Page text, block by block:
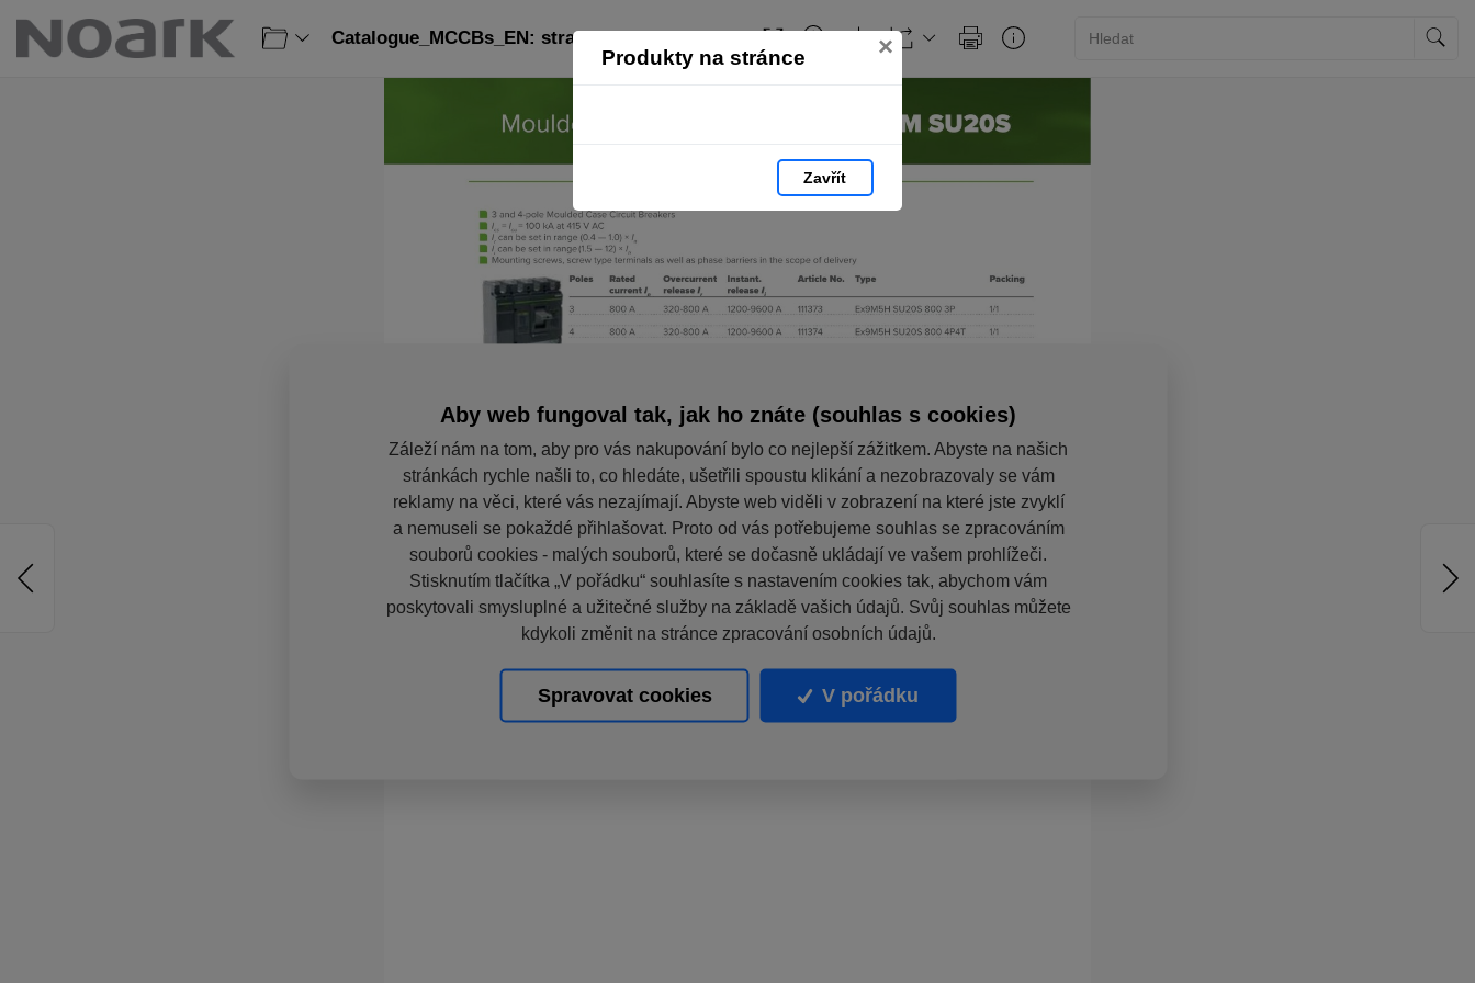
Produkty na stránce ×
Zavřít
Catalogue_MCCBs_EN: strana 97
Aby web fungoval tak, jak ho znáte (souhlas s cookies)
Záleží nám na tom, aby pro vás nakupování bylo co nejlepší zážitkem. Abyste na našich
stránkách rychle našli to, co hledáte, ušetřili spoustu klikání a nezobrazovaly se vám
reklamy na věci, které vás nezajímají. Abyste web viděli v zobrazení na které jste zvyklí
a nemuseli se pokaždé přihlašovat. Proto od vás potřebujeme souhlas se zpracováním
souborů cookies - malých souborů, které se dočasně ukládají ve vašem prohlížeči.
Stisknutím tlačítka „V pořádku“ souhlasíte s nastavením cookies tak, abychom vám
poskytovali smysluplné a užitečné služby na základě vašich údajů. Svůj souhlas můžete
kdykoli změnit na stránce zpracování osobních údajů.
Spravovat cookies V pořádku